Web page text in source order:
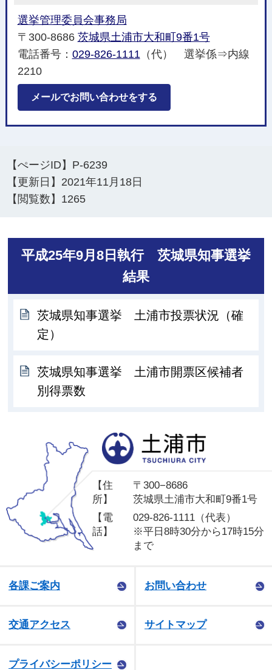
選挙管理委員会事務局
〒300-8686 茨城県土浦市大和町9番1号
電話番号： 029-826-1111（代） 選挙係⇒内線
2210
メールでお問い合わせをする
【ぺージID】 P-6239
【更新日】 2021年11月18日
【閲覧数】 1265
平成25年9月8日執行 茨城県知事選挙
結果
茨城県知事選挙 土浦市投票状況（確
定）
茨城県知事選挙 土浦市開票区候補者
別得票数
【住
所】
〒300−8686
茨城県土浦市大和町9番1号
【電
話】
029-826-1111（代表）
※平日8時30分から17時15分
まで
各課ご案内 お問い合わせ
交通アクセス サイトマップ
プライバシーポリシー